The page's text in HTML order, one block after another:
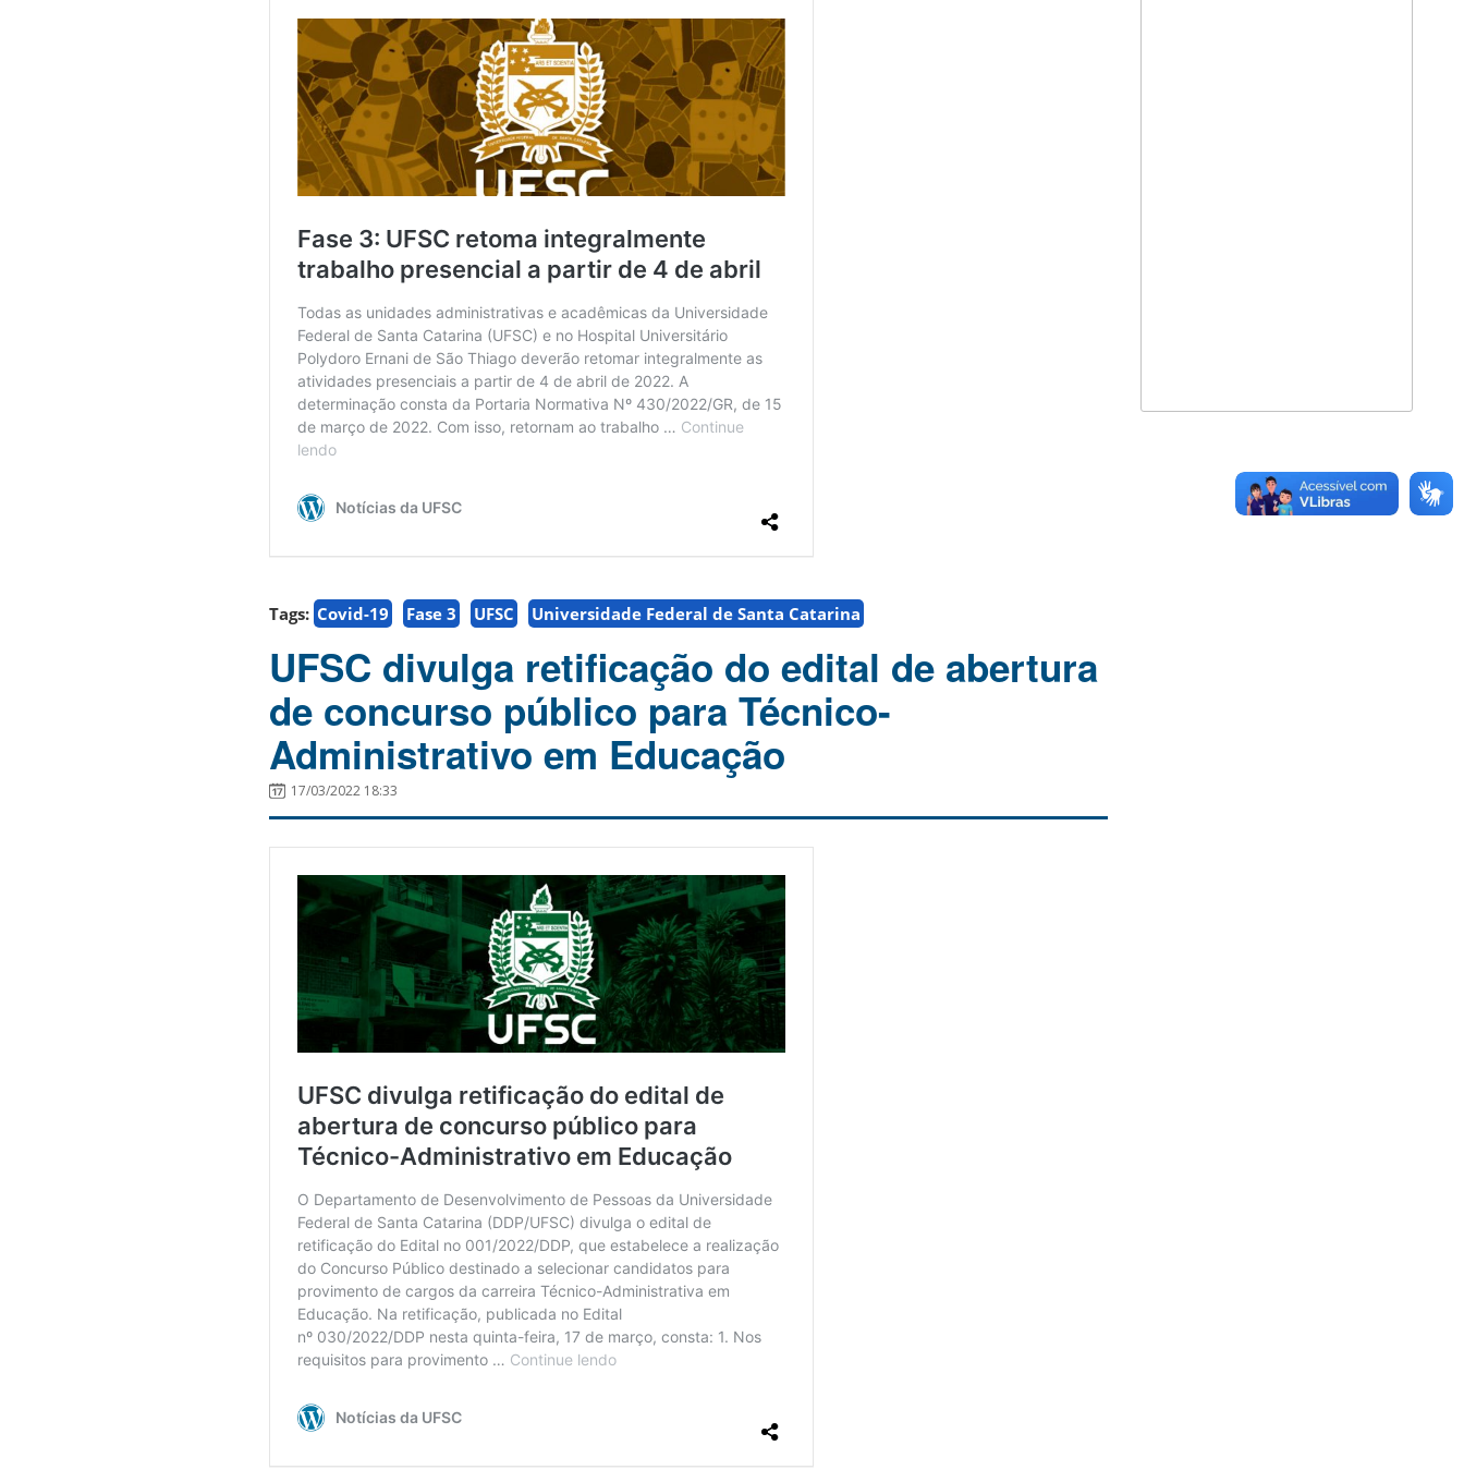
Tags: Covid-19 Fase 3 UFSC Universidade Federal de Santa Catarina
UFSC divulga retificação do edital de abertura
de concurso público para Técnico-
Administrativo em Educação
17/03/2022 18:33